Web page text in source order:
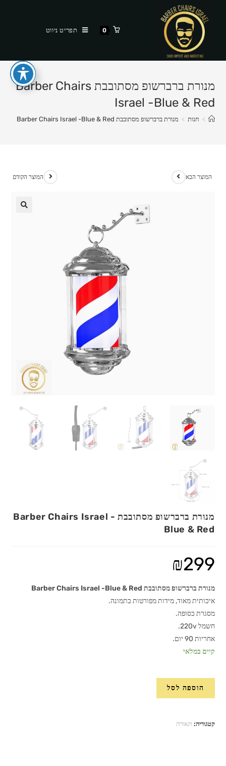
content
0 תפריט ניווט
מנורת ברברשופ מסתובבת Barber Chairs
Israel -Blue & Red
> חנות > מנורת ברברשופ מסתובבת Barber Chairs Israel -Blue & Red
המוצר הקודם המוצר הבא
מנורת ברברשופ מסתובבת Barber Chairs Israel -
Blue & Red
₪299
מנורת ברברשופ מסתובבת Barber Chairs Israel -Blue & Red
איכותית מאוד, מידות מפורטות בתמונה.
מסגרת כסופה.
חשמל 220v.
אחריות 90 יום.
קיים במלאי
של
ברברשופ
הוספה לסל
קטגוריה: תאורה